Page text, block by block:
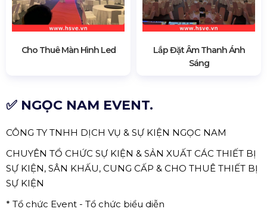
Cho Thuê Màn Hình Led
Lắp Đặt Âm Thanh Ánh
Sáng
✅ NGỌC NAM EVENT.
CÔNG TY TNHH DỊCH VỤ & SỰ KIỆN NGỌC NAM
CHUYÊN TỔ CHỨC SỰ KIỆN & SẢN XUẤT CÁC THIẾT BỊ
SỰ KIỆN, SÂN KHẤU, CUNG CẤP & CHO THUÊ THIẾT BỊ
SỰ KIỆN
* Tổ chức Event - Tổ chức biểu diễn